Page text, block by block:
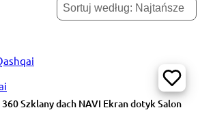
Szklany dach NAVI Ekran dotyk Salon